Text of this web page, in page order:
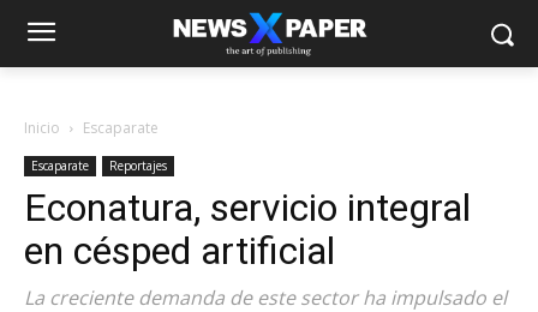
Inicio Escaparate
Escaparate Reportajes
Econatura, servicio integral
en césped artificial
La creciente demanda de este sector ha impulsado el